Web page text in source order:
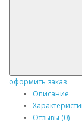
оформить заказ
Описание
Отзывы (0)